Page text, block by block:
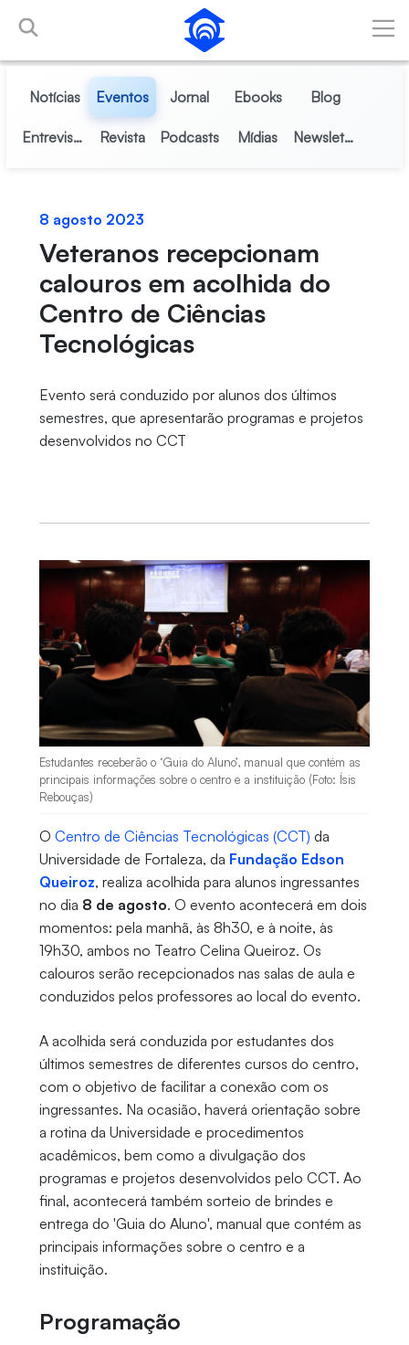
Pular para o Conteúdo principal
Notícias Eventos Jornal Ebooks Blog
Entrevistas Revista Podcasts Mídias Newsletter
8 agosto 2023
Veteranos recepcionam
calouros em acolhida do
Centro de Ciências
Tecnológicas
Evento será conduzido por alunos dos últimos
semestres, que apresentarão programas e projetos
desenvolvidos no CCT
Estudantes receberão o ‘Guia do Aluno’, manual que contém as
principais informações sobre o centro e a instituição (Foto: Ísis
Rebouças)
O Centro de Ciências Tecnológicas (CCT) da
Universidade de Fortaleza, da Fundação Edson
Queiroz, realiza acolhida para alunos ingressantes
no dia 8 de agosto. O evento acontecerá em dois
momentos: pela manhã, às 8h30, e à noite, às
19h30, ambos no Teatro Celina Queiroz. Os
calouros serão recepcionados nas salas de aula e
conduzidos pelos professores ao local do evento.
A acolhida será conduzida por estudantes dos
últimos semestres de diferentes cursos do centro,
com o objetivo de facilitar a conexão com os
ingressantes. Na ocasião, haverá orientação sobre
a rotina da Universidade e procedimentos
acadêmicos, bem como a divulgação dos
programas e projetos desenvolvidos pelo CCT. Ao
final, acontecerá também sorteio de brindes e
entrega do 'Guia do Aluno', manual que contém as
principais informações sobre o centro e a
instituição.
Programação